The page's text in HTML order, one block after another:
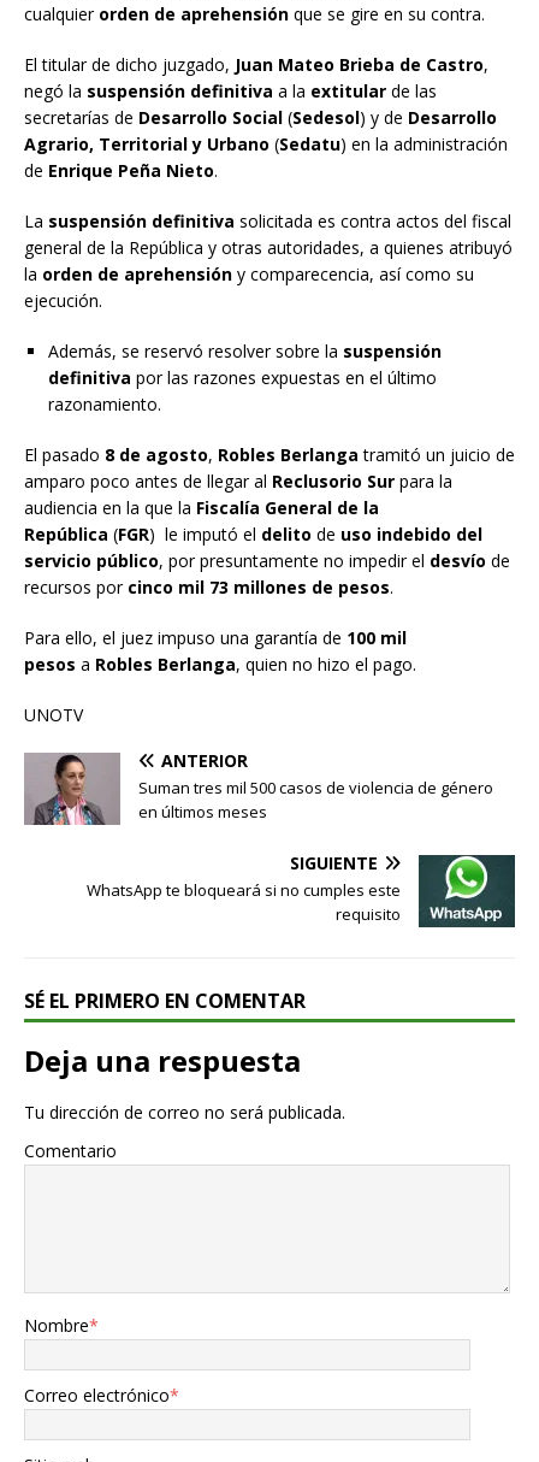
cualquier orden de aprehensión que se gire en su contra.
El titular de dicho juzgado, Juan Mateo Brieba de Castro,
negó la suspensión definitiva a la extitular de las
secretarías de Desarrollo Social (Sedesol) y de Desarrollo
Agrario, Territorial y Urbano (Sedatu) en la administración
de Enrique Peña Nieto.
La suspensión definitiva solicitada es contra actos del fiscal
general de la República y otras autoridades, a quienes atribuyó
la orden de aprehensión y comparecencia, así como su
ejecución.
Además, se reservó resolver sobre la suspensión
definitiva por las razones expuestas en el último
razonamiento.
El pasado 8 de agosto, Robles Berlangatramitó un juicio de
amparo poco antes de llegar al Reclusorio Sur para la
audiencia en la que la Fiscalía General de la
República (FGR) le imputó el delito de uso indebido del
servicio público, por presuntamente no impedir el desvío de
recursos por cinco mil 73 millones de pesos.
Para ello, el juez impuso una garantía de 100 mil
pesos a Robles Berlanga, quien no hizo el pago.
UNOTV
ANTERIOR
Suman tres mil 500 casos de violencia de género
en últimos meses
SIGUIENTE
WhatsApp te bloqueará si no cumples este
requisito
SÉ EL PRIMERO EN COMENTAR
Deja una respuesta
Tu dirección de correo no será publicada.
Comentario
Nombre*
Correo electrónico*